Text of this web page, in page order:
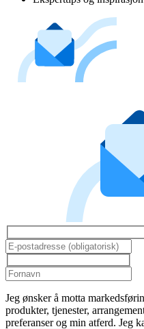
Jeg ønsker å motta
produkter, tjenester,
preferanser og min atferd. Jeg